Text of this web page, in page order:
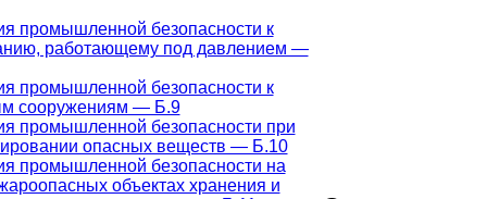
промышленной безопасности к
работающему под давлением —
промышленной безопасности к
сооружениям — Б.9
промышленной безопасности при
опасных веществ — Б.10
промышленной безопасности на
объектах хранения и